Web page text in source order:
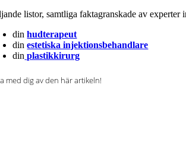
listor, samtliga faktagranskade av
dinhudterapeut
dinestetiska injektionsbehandlare
din plastikkirurg
med dig av den här artikeln!